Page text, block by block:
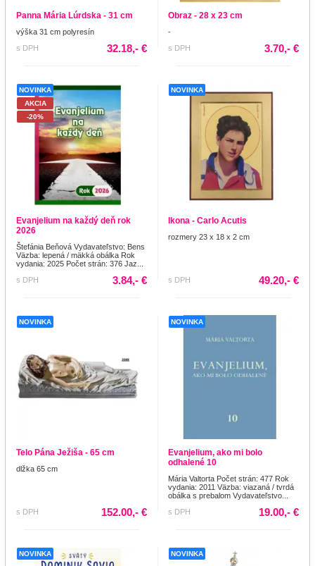
Panna Mária Lúrdska - 31 cm
výška 31 cm polyresín
s DPH
32.18,- €
Obraz - 28 x 23 cm
-
s DPH
3.70,- €
NOVINKA
AKCIA
-20%
Evanjelium na každý deň rok
2026
Štefánia Beňová Vydavateľstvo: Bens
Väzba: lepená / mäkká obálka Rok
vydania: 2025 Počet strán: 376 Jaz...
s DPH
3.84,- €
NOVINKA
Ikona - Carlo Acutis
rozmery 23 x 18 x 2 cm
s DPH 49.20,- €
NOVINKA
Telo Pána Ježiša - 65 cm
dlžka 65 cm
s DPH 152.00,- €
NOVINKA
Evanjelium, ako mi bolo
odhalené 10
Mária Valtorta Počet strán: 477 Rok
vydania: 2011 Väzba: viazaná / tvrdá
obálka s prebalom Vydavateľstvo...
s DPH
19.00,- €
NOVINKA NOVINKA